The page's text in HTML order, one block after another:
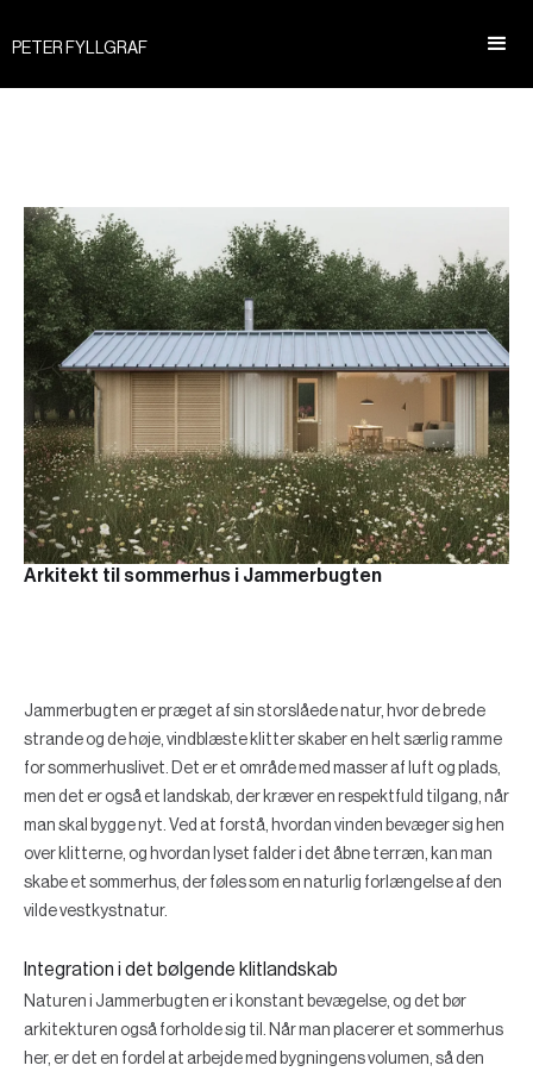
PETER FYLLGRAF
Arkitekt til sommerhus i Jammerbugten
Jammerbugten er præget af sin storslåede natur, hvor de brede
strande og de høje, vindblæste klitter skaber en helt særlig ramme
for sommerhuslivet. Det er et område med masser af luft og plads,
men det er også et landskab, der kræver en respektfuld tilgang, når
man skal bygge nyt. Ved at forstå, hvordan vinden bevæger sig hen
over klitterne, og hvordan lyset falder i det åbne terræn, kan man
skabe et sommerhus, der føles som en naturlig forlængelse af den
vilde vestkystnatur.
Integration i det bølgende klitlandskab
Naturen i Jammerbugten er i konstant bevægelse, og det bør
arkitekturen også forholde sig til. Når man placerer et sommerhus
her, er det en fordel at arbejde med bygningens volumen, så den